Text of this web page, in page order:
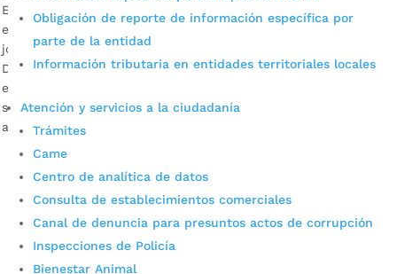
Obligación de reporte de información específica por
parte de la entidad
Información tributaria en entidades territoriales locales
Atención y servicios a la ciudadanía
Trámites
Came
Centro de analítica de datos
Consulta de establecimientos comerciales
Canal de denuncia para presuntos actos de corrupción
Inspecciones de Policía
Bienestar Animal
El colegio construido por el Gobierno Nacional se encuentra
en medio del barrio La Inmaculada y atenderá en dos
jornadas a 1.860 estudiantes del sector. Descargar audio:
Dora Bibiana Solano Dallos, rectora de la institución
educativa Villas de San Ignacio Tableros, escritorios, mesas,
sillas, entre otros artículos ya se encuentran ubicados en los
amplios […]